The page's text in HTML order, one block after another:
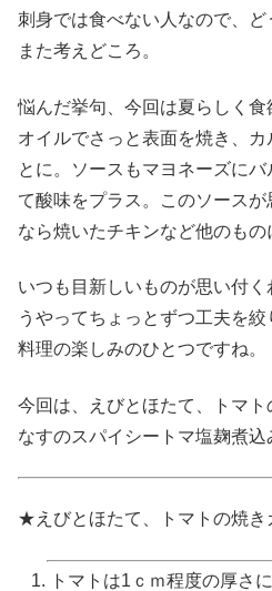
刺身では食べない人なので、
また考えどころ。
悩んだ挙句、今回は夏らしく
オイルでさっと表面を焼き、
とに。ソースもマヨネーズに
て酸味をプラス。このソース
なら焼いたチキンなど他のもの
いつも目新しいものが思い付
うやってちょっとずつ工夫を絞
料理の楽しみのひとつですね。
今回は、えびとほたて、トマ
なすのスパイシートマ塩麹煮込
★えびとほたて、トマトの焼き
トマトは1ｃｍ程度の厚さ